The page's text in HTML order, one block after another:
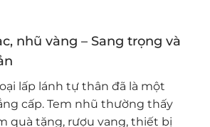
nhũ vàng – Sang trọng và
lấp lánh tự thân đã là một
cấp. Tem nhũ thường thấy
quà tặng, rượu vang, thiết bị